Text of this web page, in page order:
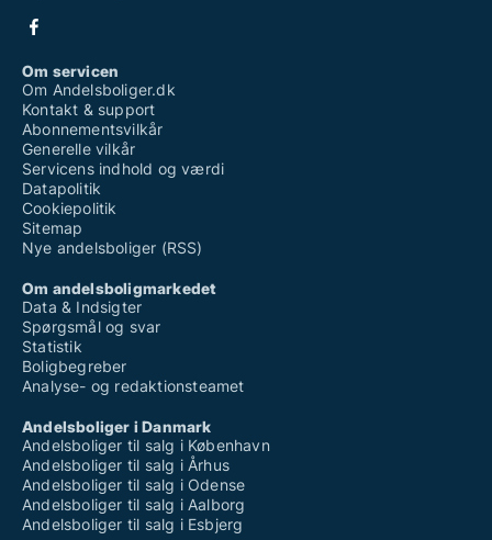
Om servicen
Om Andelsboliger.dk
Kontakt & support
Abonnementsvilkår
Generelle vilkår
Servicens indhold og værdi
Datapolitik
Cookiepolitik
Sitemap
Nye andelsboliger (RSS)
Om andelsboligmarkedet
Data & Indsigter
Spørgsmål og svar
Statistik
Boligbegreber
Analyse- og redaktionsteamet
Andelsboliger i Danmark
Andelsboliger til salg i København
Andelsboliger til salg i Århus
Andelsboliger til salg i Odense
Andelsboliger til salg i Aalborg
Andelsboliger til salg i Esbjerg